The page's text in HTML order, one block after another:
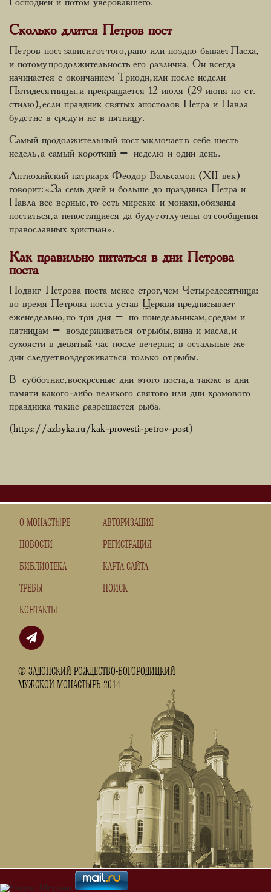
Господней и потом уверовавшего.
Сколько длится Петров пост
Петров пост зависит от того, рано или поздно бывает Пасха,
и потому продолжительность его различна. Он всегда
начинается с окончанием Триоди, или после недели
Пятидесятницы, и прекращается 12 июля (29 июня по ст.
стилю), если праздник святых апостолов Петра и Павла
будет не в среду и не в пятницу.
Самый продолжительный пост заключает в себе шесть
недель, а самый короткий – неделю и один день.
Антиохийский патриарх Феодор Вальсамон (XII век)
говорит: «За семь дней и больше до праздника Петра и
Павла все верные, то есть мирские и монахи, обязаны
поститься, а непостящиеся да будут отлучены от сообщения
православных христиан».
Как правильно питаться в дни Петрова
поста
Подвиг Петрова поста менее строг, чем Четыредесятница:
во время Петрова поста устав Церкви предписывает
еженедельно, по три дня – по понедельникам, средам и
пятницам – воздерживаться от рыбы, вина и масла, и
сухоясти в девятый час после вечерни; в остальные же
дни следует воздерживаться только от рыбы.
В субботние, воскресные дни этого поста, а также в дни
памяти какого-либо великого святого или дни храмового
праздника также разрешается рыба.
( https://azbyka.ru/kak-provesti-petrov-post)
О МОНАСТЫРЕ
НОВОСТИ
БИБЛИОТЕКА
ТРЕБЫ
КОНТАКТЫ
© ЗАДОНСКИЙ РОЖДЕСТВО-БОГОРОДИЦКИЙ
МУЖСКОЙ МОНАСТЫРЬ 2014
АВТОРИЗАЦИЯ
РЕГИСТРАЦИЯ
КАРТА САЙТА
ПОИСК